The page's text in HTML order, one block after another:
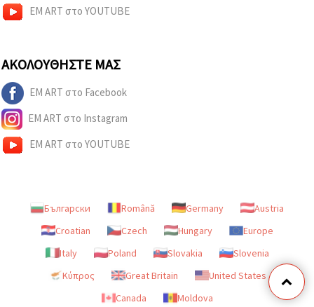
EM ART στο YOUTUBE
ΑΚΟΛΟΥΘΉΣΤΕ ΜΑΣ
EM ART στο Facebook
EM ART στο Instagram
EM ART στο YOUTUBE
Български Română Germany
Austria
Croatian
Czech Hungary
Europe
Italy
Poland Slovakia
Slovenia
Κύπρος
Great Britain
United States
Canada
Moldova